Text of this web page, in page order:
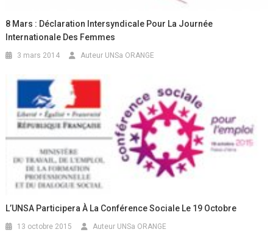
8 Mars : Déclaration Intersyndicale Pour La Journée
Internationale Des Femmes
3 mars 2014 Auteur UNSa ORANGE
L’UNSA Participera À La Conférence Sociale Le 19 Octobre
13 octobre 2015 Auteur UNSa ORANGE